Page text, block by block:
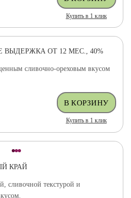
Купить в 1 клик
ВЫДЕРЖКА ОТ 12 МЕС., 40%
сливочно-ореховым вкусом
Купить в 1 клик
КРАЙ
сливочной текстурой и